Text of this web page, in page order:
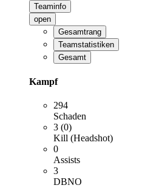
Teaminfo
open
Gesamtrang
Teamstatistiken
Gesamt
Kampf
294
Schaden
3 (0)
Kill (Headshot)
0
Assists
3
DBNO